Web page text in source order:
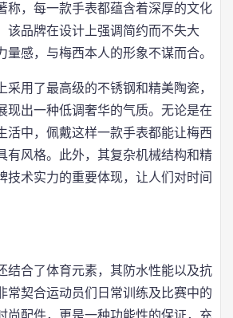
称，每一款手表都蕴含着深厚的文化
该品牌在设计上强调简约而不失大
量感，与梅西本人的形象不谋而合。
采用了最高级的不锈钢和精美陶瓷，
现出一种低调奢华的气质。无论是在
活中，佩戴这样一款手表都能让梅西
有风格。此外，其复杂机械结构和精
技术实力的重要体现，让人们对时间
结合了体育元素，其防水性能以及抗
常契合运动员们日常训练及比赛中的